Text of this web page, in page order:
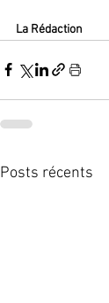
La Rédaction
Posts récents